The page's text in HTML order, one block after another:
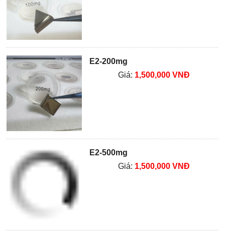
E2-200mg
Giá: 1,500,000 VNĐ
E2-500mg
Giá: 1,500,000 VNĐ